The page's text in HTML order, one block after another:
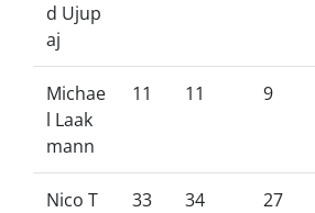
d Ujup
aj
Michae
l Laak
mann
11 11 9
Nico T
33 34 27